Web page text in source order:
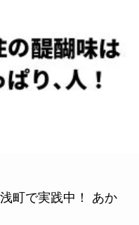
町で実践中！ あか